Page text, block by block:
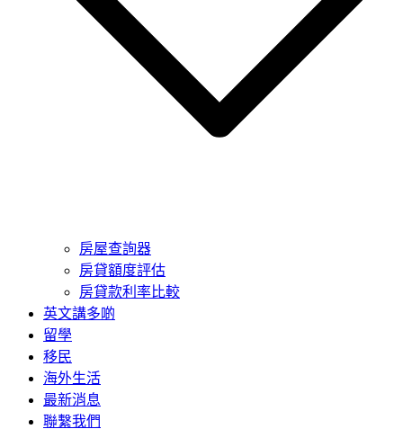
房屋查詢器
房貸額度評估
房貸款利率比較
英文講多啲
留學
移民
海外生活
最新消息
聯繫我們